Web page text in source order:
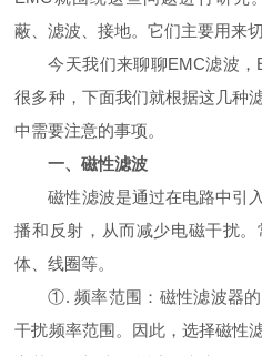
蔽、滤波、接地。它们主要用来
今天我们来聊聊EMC滤波
很多种，下面我们就根据这几种
中需要注意的事项。
一、磁性滤波
磁性滤波是通过在电路中引
播和反射，从而减少电磁干扰
体、线圈等。
①. 频率范围：磁性滤波器
干扰频率范围。因此，选择磁性